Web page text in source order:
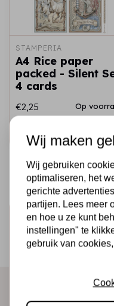
STAMPERIA
A4 Rice paper
packed - Silent
4 cards
€2,25 Op
Schrijf je in voor
Ontvang als eerste
Wij maken
Wij gebruiken
optimaliseren, het
gerichte
partijen. Lees meer
en hoe u ze kunt
instellingen" te
gebruik van